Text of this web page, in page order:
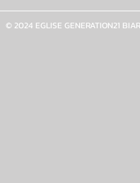
© 2024 EGLISE GENERATION21